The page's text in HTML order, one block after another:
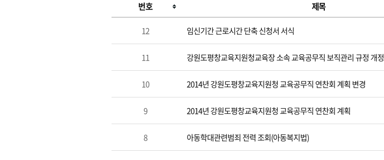
번호 제목
12 임신기간 근로시간 단축 신청서 서식
11 강원도평창교육지원청교육장 소속 교육공무직 보직관리 규정 개정
10 2014년 강원도평창교육지원청 교육공무직 연찬회 계획 변경
9 2014년 강원도평창교육지원청 교육공무직 연찬회 계획
8 아동학대관련범죄 전력 조회(아동복지법)